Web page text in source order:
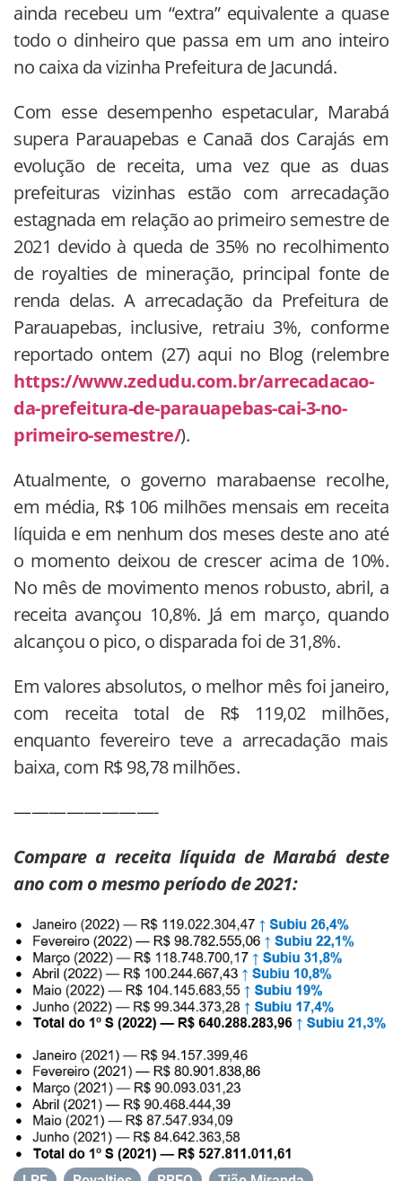
ainda recebeu um “extra” equivalente a quase
todo o dinheiro que passa em um ano inteiro
no caixa da vizinha Prefeitura de Jacundá.
Com esse desempenho espetacular, Marabá
supera Parauapebas e Canaã dos Carajás em
evolução de receita, uma vez que as duas
prefeituras vizinhas estão com arrecadação
estagnada em relação ao primeiro semestre de
2021 devido à queda de 35% no recolhimento
de royalties de mineração, principal fonte de
renda delas. A arrecadação da Prefeitura de
Parauapebas, inclusive, retraiu 3%, conforme
reportado ontem (27) aqui no Blog (relembre
https://www.zedudu.com.br/arrecadacao-
da-prefeitura-de-parauapebas-cai-3-no-
primeiro-semestre/).
Atualmente, o governo marabaense recolhe,
em média, R$ 106 milhões mensais em receita
líquida e em nenhum dos meses deste ano até
o momento deixou de crescer acima de 10%.
No mês de movimento menos robusto, abril, a
receita avançou 10,8%. Já em março, quando
alcançou o pico, o disparada foi de 31,8%.
Em valores absolutos, o melhor mês foi janeiro,
com receita total de R$ 119,02 milhões,
enquanto fevereiro teve a arrecadação mais
baixa, com R$ 98,78 milhões.
————————-
Compare a receita líquida de Marabá deste
ano com o mesmo período de 2021: